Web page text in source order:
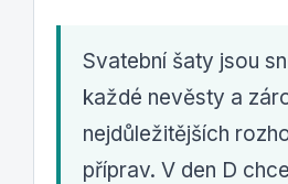
Svatební šaty jsou
každé nevěsty a
nejdůležitějších
příprav. V den D